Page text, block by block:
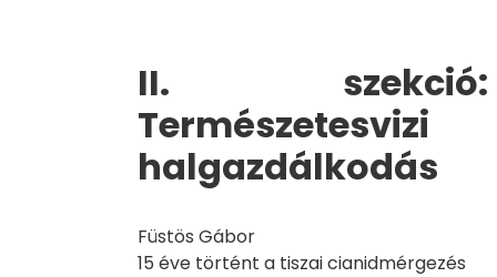
II. szekció:
Természetesvizi
halgazdálkodás
Füstös Gábor
15 éve történt a tiszai cianidmérgezés